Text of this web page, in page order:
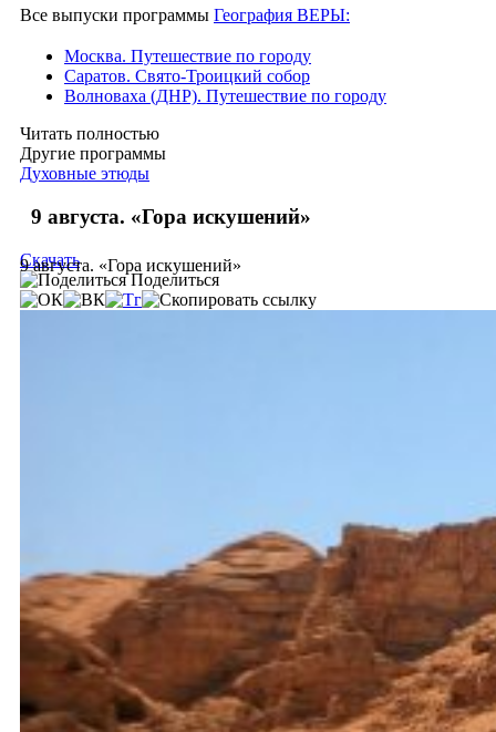
Все выпуски программы География ВЕРЫ:
Москва. Путешествие по городу
Саратов. Свято-Троицкий собор
Волноваха (ДНР). Путешествие по городу
Читать полностью
Другие программы
Духовные этюды
9 августа. «Гора искушений»
9 августа. «Гора искушений»
Скачать
Поделиться